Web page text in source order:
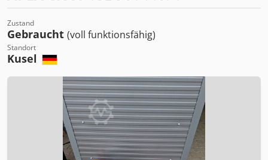
Zustand
Gebraucht (voll funktionsfähig)
Standort
Kusel